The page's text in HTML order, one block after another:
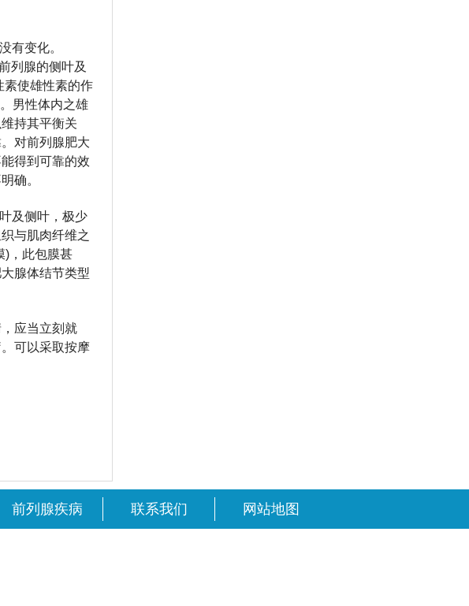
有变化。
列腺的侧叶及
素使雄性素的作
男性体内之雄
持其平衡关
对前列腺肥大
得到可靠的效
确。
及侧叶，极少
与肌肉纤维之
)，此包膜甚
腺体结节类型
应当立刻就
可以采取按摩
前列腺疾病 联系我们 网站地图